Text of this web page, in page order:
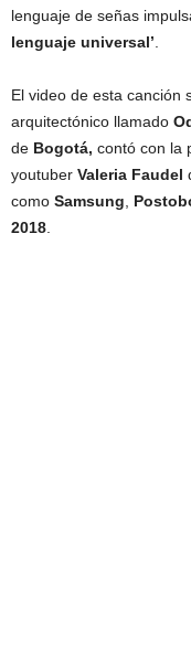
lenguaje de señas
lenguaje universal’.
El video de esta canción
arquitectónico llamado
de Bogotá, contó con la
youtuber Valeria Faudel
como Samsung,
2018.